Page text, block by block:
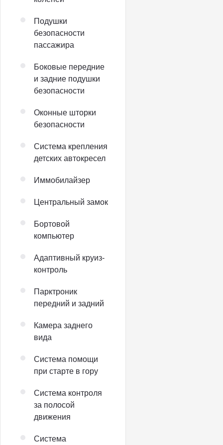
Подушки
безопасности
пассажира
Боковые передние
и задние подушки
безопасности
Оконные шторки
безопасности
Система крепления
детских автокресел
Иммобилайзер
Центральный замок
Бортовой
компьютер
Адаптивный круиз-
контроль
Парктроник
передний и задний
Камера заднего
вида
Система помощи
при старте в гору
Система контроля
за полосой
движения
Система